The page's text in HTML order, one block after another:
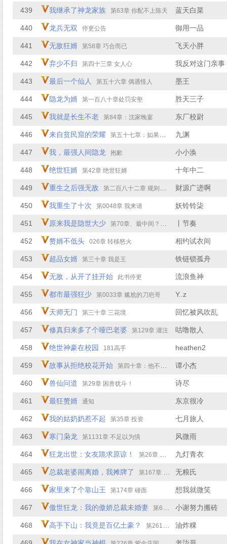
439 我继承了神龙家族 第63章 你配不上陈天 蓝天白菜
440 龙兵无双 停更公告 御用一品
441 无敌狂婿 第58章 巧合而已 飞天小胖
442 弃少不归 第四十三章 女人心 我反对这门亲事
443 最后一个仙人 第五十六章 偶遇怪人 墨王
444 隐龙为婿 第一百八十章处罚安壑 胜天三子
445 我就是长生不老 第84章：沈家晚宴 东厂校尉
446 来自贫民窟的荣耀 第五十七章：如果挑事，奉陪到底 九渊
447 我，最强人间隐龙 抱歉 小小涣
448 绝世狂婿 第42章 绝世狂婿 十年中二
449 重生之后强无敌 第二百八十二章 规则大于境界 财源广进啊
450 我重生了十次 第0048章 我来请 妖铃铃柒
451 原来我是隐世大少 第70章、最中间？ 丨节奏
452 赘婿不低头 026章 转移怒火 相约试衣间
453 超品女婿 第三十章 我是王 铁链锁孤舟
454 无敌，从开了挂开始 此书停更 流浪鱼神
455 都市最强狂少 第0033章 尴尬的刀疤哥 Y..z
456 天师无门 第三十章 三花境 回忆被风吹乱
457 修真归来多了个哑巴老婆 第129章 灌注 咕噜散人
458 绝世神豪在校园 181高手 heathen2
459 故事从拒绝校花开始 第四十章：他不是你们能招惹的 谭小杰
460 兽仙问道 第29章 困兽犹斗！ 诗尽
461 最狂赘婿 通知 东京很冷
462 我的姑奶奶惹不起 第35章 投资 七月旅人
463 寒门枭龙 第1131章 不足以为惧 风微雨
464 狂龙出世：女友跪求原谅！ 第26章 白老爷子！ 九灯青衣
465 总裁老婆闹离婚，我摊牌了 第167章 厉害人物 无粮氏
466 家里来了个靠山王 第174章 碰面 想我就微笑
467 傲世狂龙：我的傲娇总裁未婚妻 第68章 你们怎么在这里？！ 小谢努力搬砖
468 高手下山：我竟是百亿土豪？ 第261章 不懂得怜香惜玉 油炸粿